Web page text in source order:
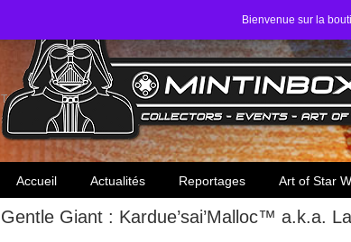
Bienvenue sur la
Toute l'actualité des collectionneurs Star Wars
Accueil Actualités Reportages Art of Star
Gentle Giant : Kardue’sai’Malloc™ a.k.a.